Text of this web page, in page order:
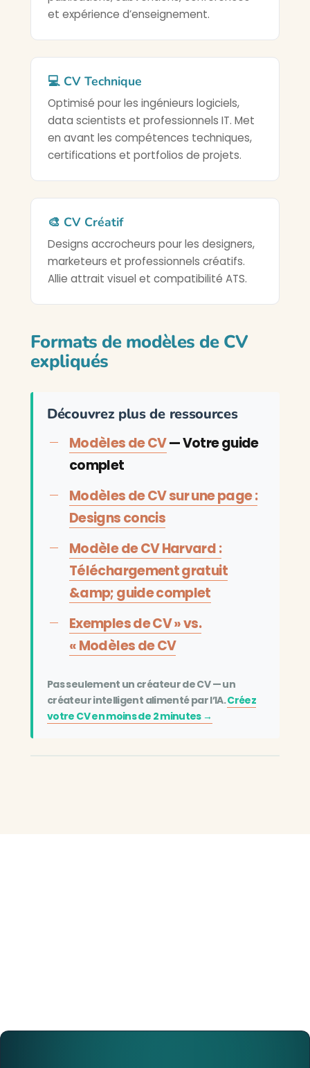
et expérience d’enseignement.
💻 CV Technique
Optimisé pour les ingénieurs logiciels,
data scientists et professionnels IT. Met
en avant les compétences techniques,
certifications et portfolios de projets.
🎨 CV Créatif
Designs accrocheurs pour les designers,
marketeurs et professionnels créatifs.
Allie attrait visuel et compatibilité ATS.
Formats de modèles de CV
expliqués
Découvrez plus de ressources
Modèles de CV— Votre guide
complet
Modèles de CV sur une page :
Designs concis
Modèle de CV Harvard :
Téléchargement gratuit
&amp; guide complet
Exemples de CV » vs.
« Modèles de CV
Pas seulement un créateur de CV — un
créateur intelligent alimenté par l’IA.Créez
votre CV en moins de 2 minutes →